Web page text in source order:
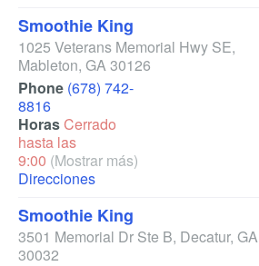
Smoothie King
1025 Veterans Memorial Hwy SE,
Mableton, GA30126
Phone (678) 742-
8816
HorasCerrado
hasta las
9:00 (Mostrar más)
Direcciones
Smoothie King
3501 Memorial Dr Ste B, Decatur, GA
30032